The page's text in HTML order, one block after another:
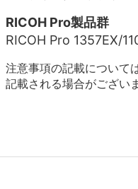
RICOH Pro製品群
RICOH Pro 1357EX/
注意事項の記載について
記載される場合がござい